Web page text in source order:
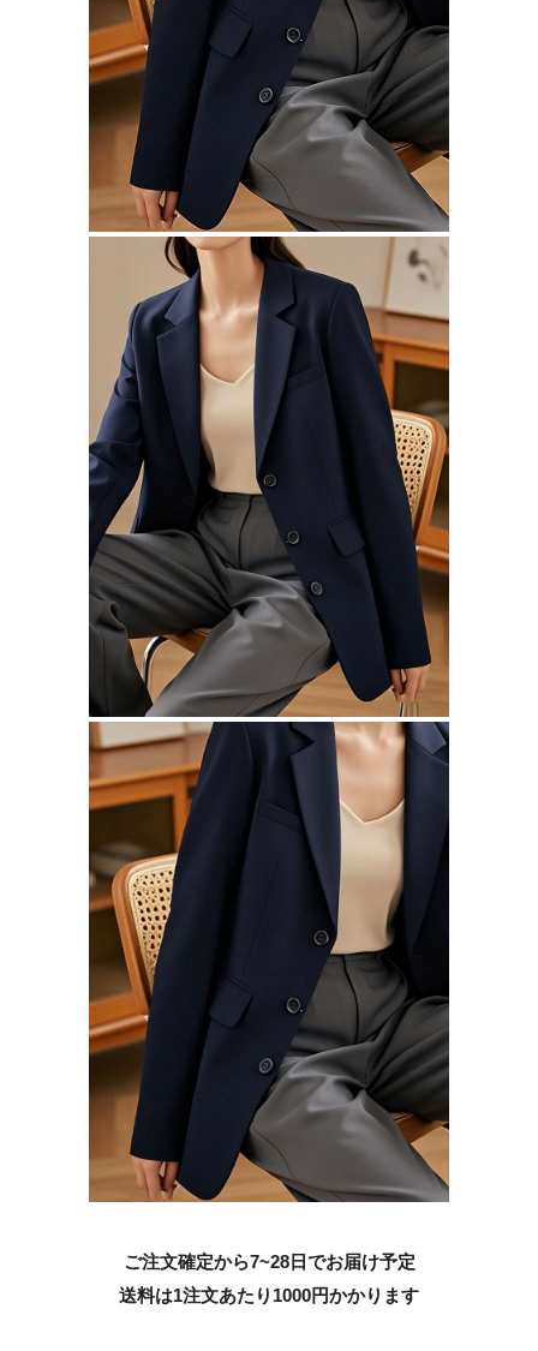
ご注文確定から7~28日でお届け予定
送料は1注文あたり 1000円かかります